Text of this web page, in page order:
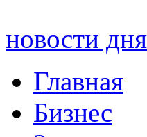
новости дня
Главная
Бизнес